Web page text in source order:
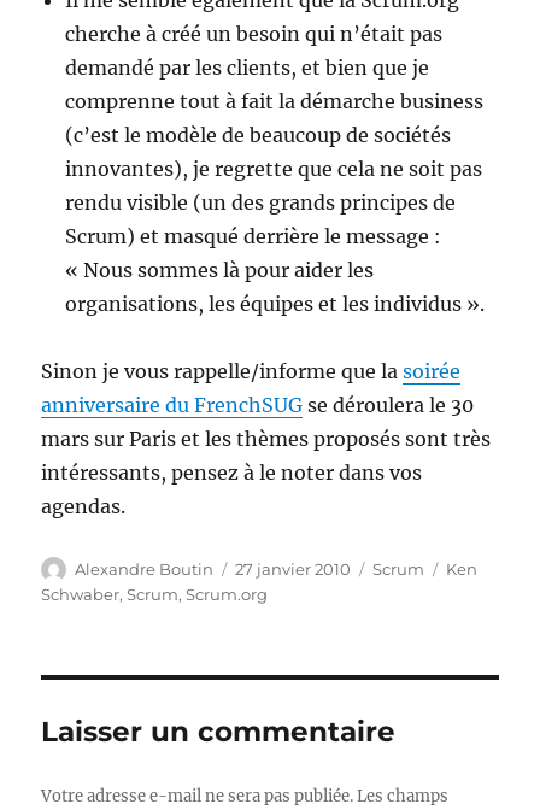
cherche à créé un besoin qui n’était pas
demandé par les clients, et bien que je
comprenne tout à fait la démarche business
(c’est le modèle de beaucoup de sociétés
innovantes), je regrette que cela ne soit pas
rendu visible (un des grands principes de
Scrum) et masqué derrière le message :
« Nous sommes là pour aider les
organisations, les équipes et les individus ».
Sinon je vous rappelle/informe que lasoirée
anniversaire du FrenchSUG se déroulera le 30
mars sur Paris et les thèmes proposés sont très
intéressants, pensez à le noter dans vos
agendas.
Auteur
Alexandre Boutin
Publié
le
27 janvier 2010 Catégories
Scrum Étiquettes
Ken
Schwaber,Scrum,Scrum.org
Laisser un commentaire
Votre adresse e-mail ne sera pas publiée. Les champs